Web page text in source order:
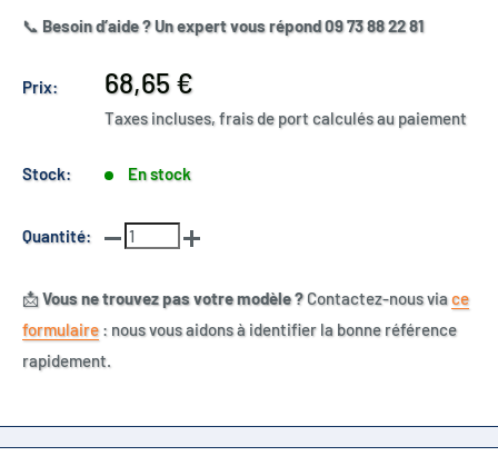
📞 Besoin d’aide ? Un expert vous répond 09 73 88 22 81
Prix:
Prix
réduit
68,65 €
Taxes incluses, frais de port calculés au paiement
Stock: En stock
Quantité:
📩Vous ne trouvez pas votre modèle ?Contactez-nous viace
formulaire : nous vous aidons à identifier la bonne référence
rapidement.